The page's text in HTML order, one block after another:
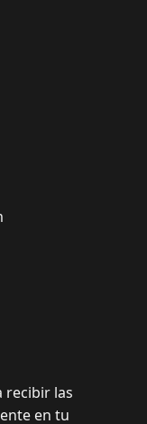
recibir las
en tu